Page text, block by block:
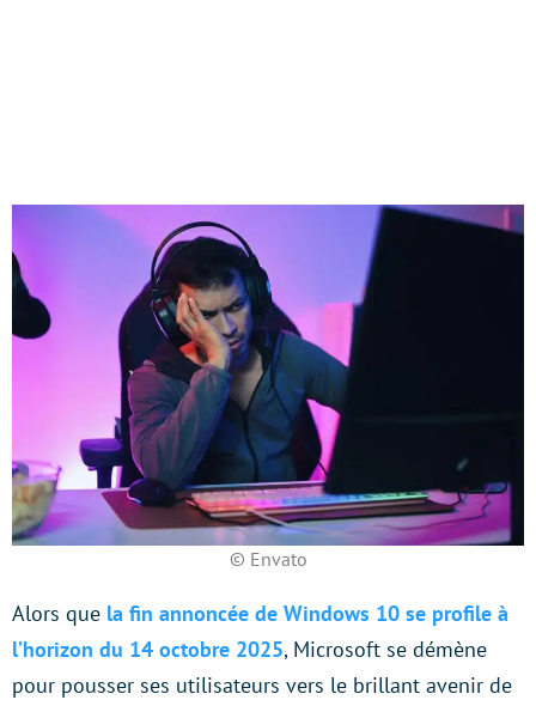
© Envato
Alors que la fin annoncée de Windows 10 se profile à
l’horizon du 14 octobre 2025, Microsoft se démène
pour pousser ses utilisateurs vers le brillant avenir de